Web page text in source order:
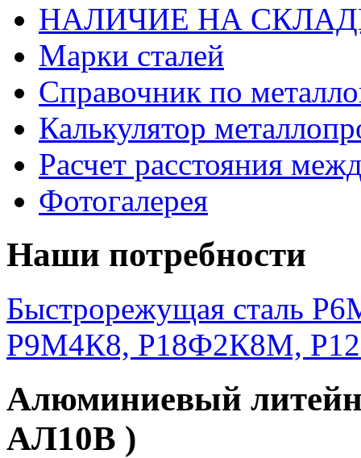
НАЛИЧИЕ НА
Марки сталей
Справочник по
Калькулятор
Расчет расстояния
Фотогалерея
Наши потребности
Быстрорежущая сталь
Р9М4К8, Р18Ф2К8М,
Алюминиевый
АЛ10В )